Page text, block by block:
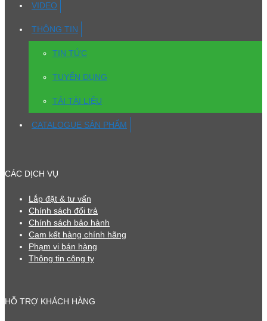
VIDEO
THÔNG TIN
TIN TỨC
TUYỂN DỤNG
TẢI TÀI LIỆU
CATALOGUE SẢN PHẨM
CÁC DỊCH VỤ
Lắp đặt & tư vấn
Chính sách đổi trả
Chính sách bảo hành
Cam kết hàng chính hãng
Phạm vi bán hàng
Thông tin công ty
HỖ TRỢ KHÁCH HÀNG